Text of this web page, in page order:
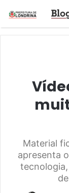
Material
apresenta